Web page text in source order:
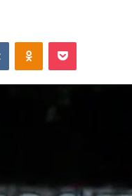
VKontakteOdnoklassniki
Pocket